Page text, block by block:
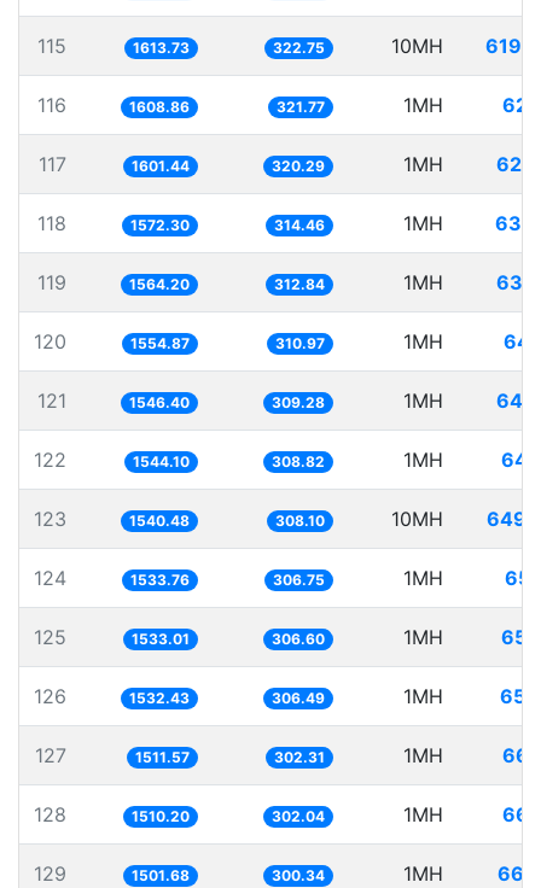
115 1613.73 322.75 10MH
116 1608.86 321.77 1MH
117 1601.44 320.29 1MH
118 1572.30 314.46 1MH
119 1564.20 312.84 1MH
120 1554.87 310.97 1MH
121 1546.40 309.28 1MH
122 1544.10 308.82 1MH
123 1540.48 308.10 10MH
124 1533.76 306.75 1MH
125 1533.01 306.60 1MH
126 1532.43 306.49 1MH
127 1511.57 302.31 1MH
128 1510.20 302.04 1MH
129 1501.68 300.34 1MH